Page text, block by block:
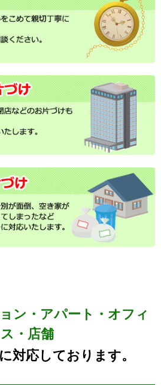
ン・アパート・オフィ
ス・店舗
対応しております。